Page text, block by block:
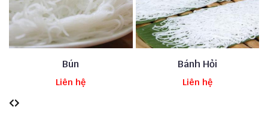
Bún Huế
Liên hệ
Bánh Tầm
Liên hệ